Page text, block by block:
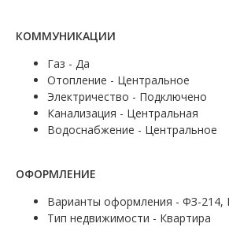
КОММУНИКАЦИИ
Газ - Да
Отопление - Центральное
Электричество - Подключено
Канализация - Центральная
Водоснабжение - Центральное
ОФОРМЛЕНИЕ
Варианты оформления - ФЗ-214,
Тип недвижимости - Квартира